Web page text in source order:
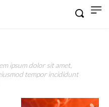
ipsum dolor sit amet,
tempor incididunt